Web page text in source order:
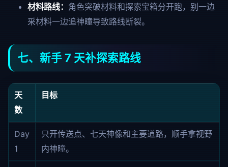
材料路线： 角色突破材料和探索宝箱分开跑，别一边
采材料一边追神瞳导致路线断裂。
七、新手 7 天补探索路线
天
数
目标
Day
1
只开传送点、七天神像和主要道路，顺手拿视野
内神瞳。